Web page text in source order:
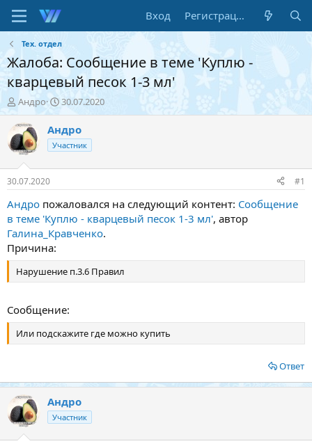
Вход Регистрация
Тех. отдел
Жалоба: Сообщение в теме 'Куплю -
кварцевый песок 1-3 мл'
А
в
т
о
р
т
е
м
ы
Андро
Д
а
т
а
н
а
л
30.07.2020
Андро
Участник
30.07.2020 #1
Андро пожаловался на следующий контент: Сообщение
в теме 'Куплю - кварцевый песок 1-3 мл', автор
Галина_Кравченко.
Причина:
Нарушение п.3.6 Правил
Сообщение:
Или подскажите где можно купить
Ответ
Андро
Участник